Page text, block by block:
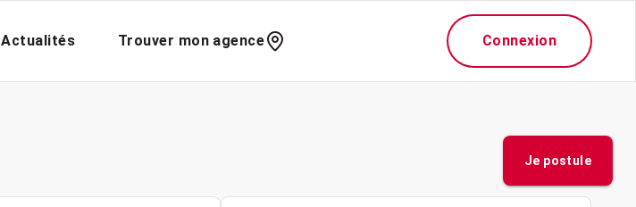
Actualités Trouver mon agence Connexion
Je postule